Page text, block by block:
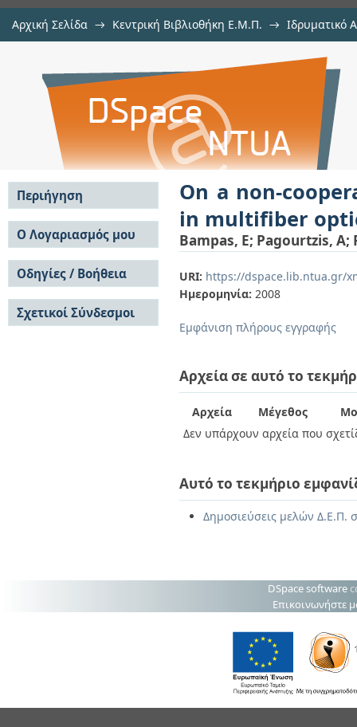
Αρχική Σελίδα → Κεντρική Βιβλιοθήκη Ε.Μ.Π. → Ιδρυματικό
On a non-cooperative model
optical networks
On a non-
in multifiber
Bampas, E; Pagourtzis, A;
URI: https://dspace.lib.ntua.gr/
Ημερομηνία: 2008
Εμφάνιση πλήρους εγγραφής
Αρχεία σε αυτό το
Αρχεία Μέγεθος
Δεν υπάρχουν αρχεία που
Αυτό το τεκμήριο
Δημοσιεύσεις μελών Δ.Ε.Π.
Περιήγηση
Σε όλο το DSpace
Κοινότητες & Συλλογές
Ανά Ημερομηνία
Έκδοσης
Συγγραφείς
Τίτλοι
Θέματα
Ο Λογαριασμός μου
Σύνδεση
Εγγραφή
Οδηγίες / Βοήθεια
Οδηγίες Υποβολής
Οδηγίες Χρήσης ΙΑ
Συχνές Ερωτήσεις
Σχετικοί Σύνδεσμοι
DSpace software
Επικοινωνήστε